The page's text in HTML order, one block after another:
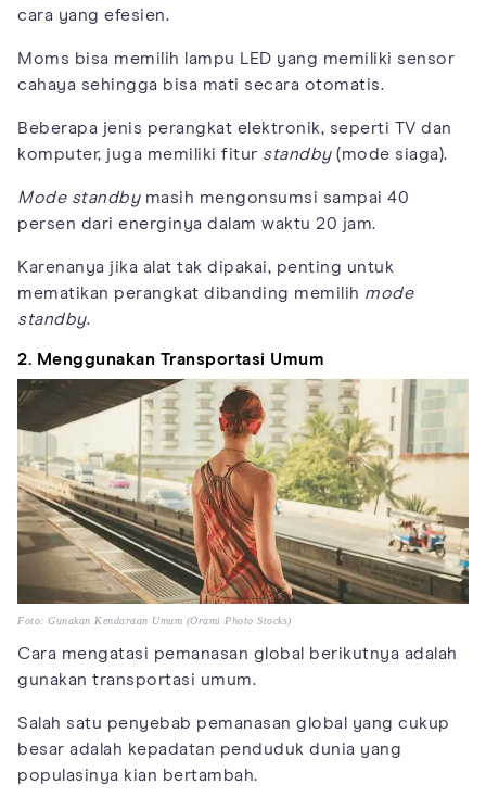
cara yang efesien.
Moms bisa memilih lampu LED yang memiliki sensor
cahaya sehingga bisa mati secara otomatis.
Beberapa jenis perangkat elektronik, seperti TV dan
komputer, juga memiliki fitur standby(mode siaga).
Mode standbymasih mengonsumsi sampai 40
persen dari energinya dalam waktu 20 jam.
Karenanya jika alat tak dipakai, penting untuk
mematikan perangkat dibanding memilih mode
standby.
2. Menggunakan Transportasi Umum
Foto: Gunakan Kendaraan Umum (Orami Photo Stocks)
Cara mengatasi pemanasan global berikutnya adalah
gunakan transportasi umum.
Salah satu penyebab pemanasan global yang cukup
besar adalah kepadatan penduduk dunia yang
populasinya kian bertambah.